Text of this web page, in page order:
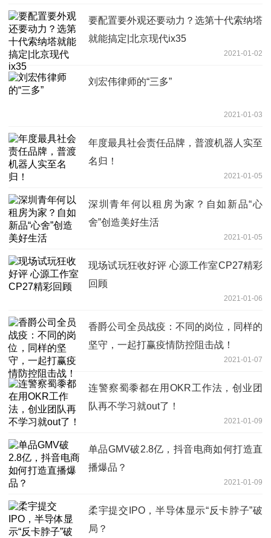
要配置要外观还要动力？选第十代索纳塔
就能搞定|北京现代ix35
2021-01-02
刘宏伟律师的“三多”
2021-01-03
年度最具社会责任品牌，普渡机器人实至
名归！
2021-01-05
深圳青年何以租房为家？自如新品“心
舍”创造美好生活
2021-01-05
现场试玩狂收好评 心源工作室CP27精彩
回顾
2021-01-06
香爵公司全员战疫：不同的岗位，同样的
坚守，一起打赢疫情防控阻击战！
2021-01-07
连警察蜀黍都在用OKR工作法，创业团
队再不学习就out了！
2021-01-09
单品GMV破2.8亿，抖音电商如何打造直
播爆品？
2021-01-09
柔宇提交IPO，半导体显示“反卡脖子”破
局？